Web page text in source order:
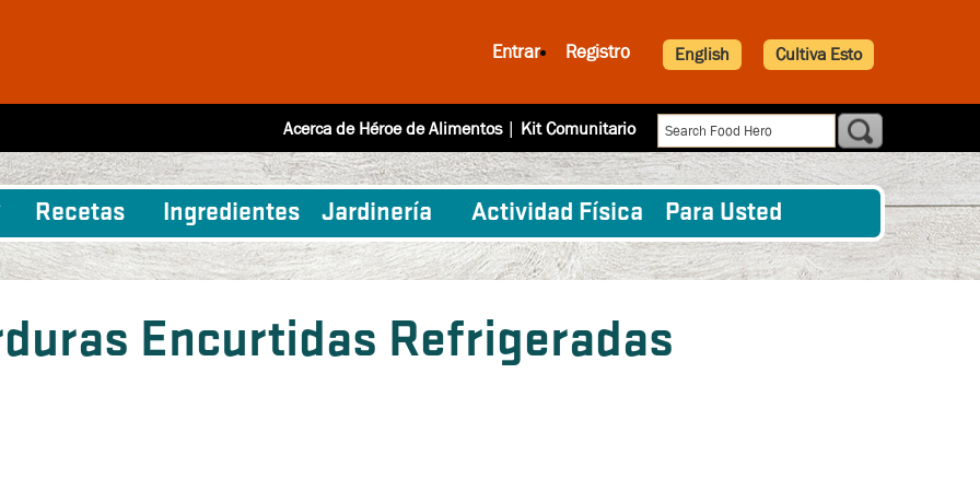
Entrar Registro English Cultiva Esto
Acerca de Héroe de Alimentos| Kit Comunitario
Recetas Ingredientes Jardinería Actividad Física Para Usted
Encurtidas Refrigeradas